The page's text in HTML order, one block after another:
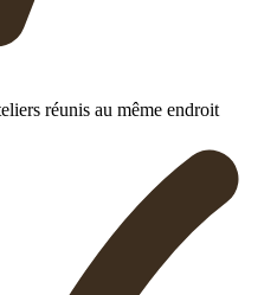
réunis au même endroit